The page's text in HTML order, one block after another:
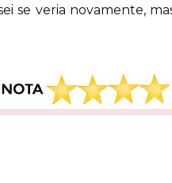
se veria novamente,